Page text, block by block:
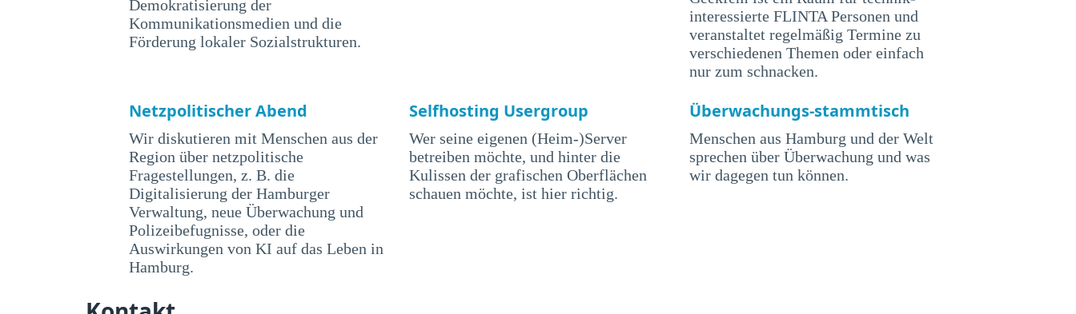
Demokratisierung der
Kommunikationsmedien und die
Förderung lokaler Sozialstrukturen.
interessierte FLINTA Personen und
veranstaltet regelmäßig Termine zu
verschiedenen Themen oder einfach
nur zum schnacken.
Netzpolitischer Abend
Wir diskutieren mit Menschen aus der
Region über netzpolitische
Fragestellungen, z. B. die
Digitalisierung der Hamburger
Verwaltung, neue Überwachung und
Polizeibefugnisse, oder die
Auswirkungen von KI auf das Leben in
Hamburg.
Selfhosting Usergroup
Wer seine eigenen (Heim-)Server
betreiben möchte, und hinter die
Kulissen der grafischen Oberflächen
schauen möchte, ist hier richtig.
Überwachungs-stammtisch
Menschen aus Hamburg und der Welt
sprechen über Überwachung und was
wir dagegen tun können.